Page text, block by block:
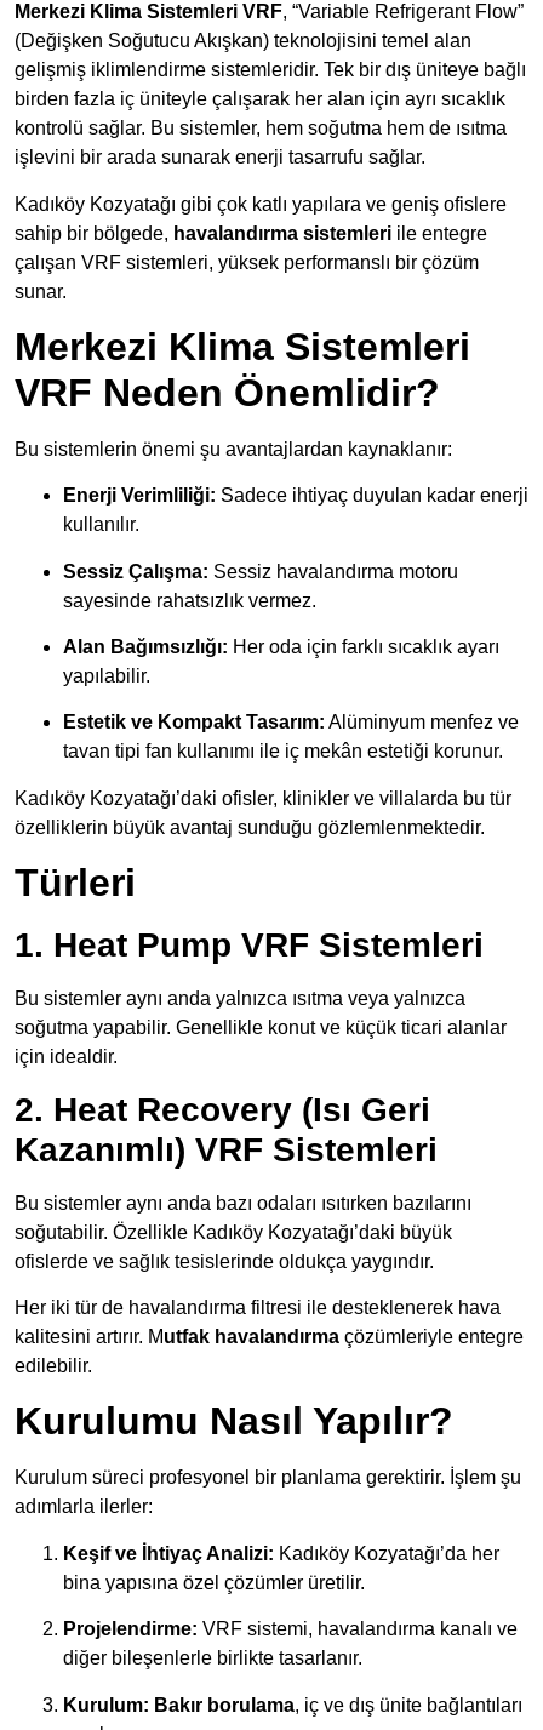
Merkezi Klima Sistemleri VRF, “Variable Refrigerant Flow”
(Değişken Soğutucu Akışkan) teknolojisini temel alan
gelişmiş iklimlendirme sistemleridir. Tek bir dış üniteye bağlı
birden fazla iç üniteyle çalışarak her alan için ayrı sıcaklık
kontrolü sağlar. Bu sistemler, hem soğutma hem de ısıtma
işlevini bir arada sunarak enerji tasarrufu sağlar.
Kadıköy Kozyatağı gibi çok katlı yapılara ve geniş ofislere
sahip bir bölgede, havalandırma sistemleri ile entegre
çalışan VRF sistemleri, yüksek performanslı bir çözüm
sunar.
Merkezi Klima Sistemleri
VRF Neden Önemlidir?
Bu sistemlerin önemi şu avantajlardan kaynaklanır:
Enerji Verimliliği: Sadece ihtiyaç duyulan kadar enerji
kullanılır.
Sessiz Çalışma: Sessiz havalandırma motoru
sayesinde rahatsızlık vermez.
Alan Bağımsızlığı: Her oda için farklı sıcaklık ayarı
yapılabilir.
Estetik ve Kompakt Tasarım: Alüminyum menfez ve
tavan tipi fan kullanımı ile iç mekân estetiği korunur.
Kadıköy Kozyatağı’daki ofisler, klinikler ve villalarda bu tür
özelliklerin büyük avantaj sunduğu gözlemlenmektedir.
Türleri
1. Heat Pump VRF Sistemleri
Bu sistemler aynı anda yalnızca ısıtma veya yalnızca
soğutma yapabilir. Genellikle konut ve küçük ticari alanlar
için idealdir.
2. Heat Recovery (Isı Geri
Kazanımlı) VRF Sistemleri
Bu sistemler aynı anda bazı odaları ısıtırken bazılarını
soğutabilir. Özellikle Kadıköy Kozyatağı’daki büyük
ofislerde ve sağlık tesislerinde oldukça yaygındır.
Her iki tür de havalandırma filtresi ile desteklenerek hava
kalitesini artırır. Mutfak havalandırma çözümleriyle entegre
edilebilir.
Kurulumu Nasıl Yapılır?
Kurulum süreci profesyonel bir planlama gerektirir. İşlem şu
adımlarla ilerler:
Keşif ve İhtiyaç Analizi: Kadıköy Kozyatağı’da her
bina yapısına özel çözümler üretilir.
Projelendirme: VRF sistemi, havalandırma kanalı ve
diğer bileşenlerle birlikte tasarlanır.
Kurulum: Bakır borulama, iç ve dış ünite bağlantıları